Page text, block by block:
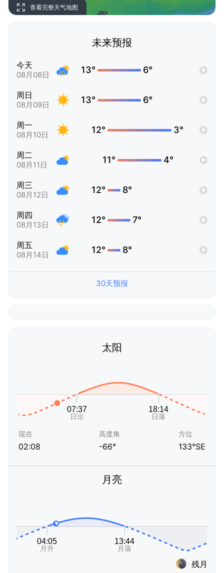
查看完整天气地图
未来预报
今天
08月08日 13° 6°
周日
08月09日 13° 6°
周一
08月10日 12° 3°
周二
08月11日 11° 4°
周三
08月12日 12° 8°
周四
08月13日 12° 7°
周五
08月14日 12° 8°
30天预报
太阳
现在
02:08
高度角
-66°
方位
133°SE
月亮
残月